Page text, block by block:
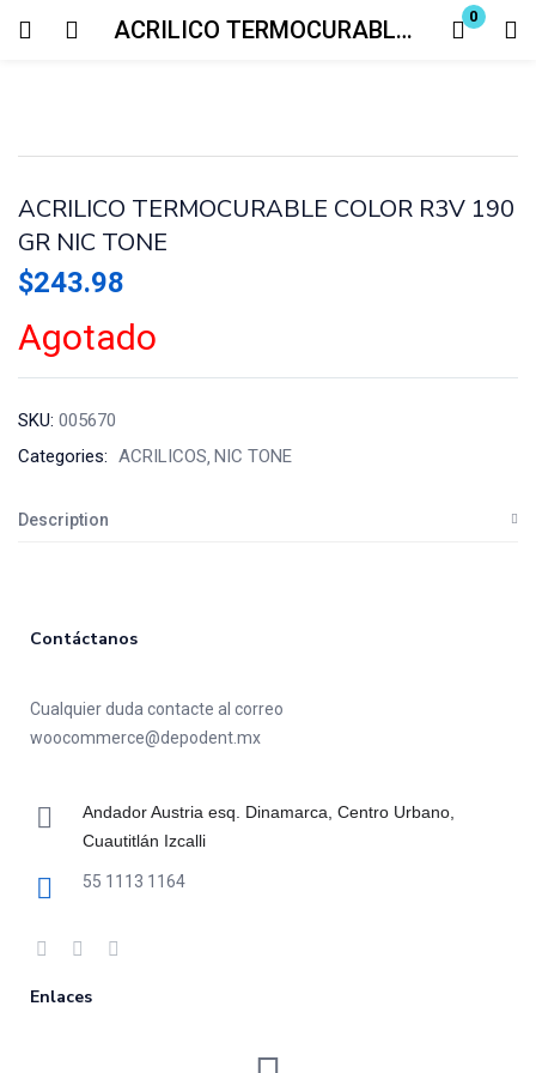
ACRILICO TERMOCURABLE COLOR R3V 190 GR NIC TONE 0
Login
ACRILICO TERMOCURABLE COLOR R3V 190
GR NIC TONE
$243.98
Agotado
SKU: 005670
Categories: ACRILICOS NIC TONE
Description
Contáctanos
Cualquier duda contacte al correo
woocommerce@depodent.mx
Andador Austria esq. Dinamarca, Centro Urbano,
Cuautitlán Izcalli
55 1113 1164
Enlaces